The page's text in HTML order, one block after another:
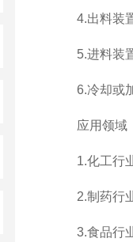
4.出料装置
5.进料装置
6.冷却或加
应用领域
1.化工行业
2.制药行业
3.食品行业